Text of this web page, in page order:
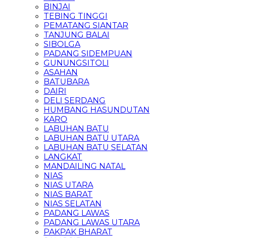
BINJAI
TEBING TINGGI
PEMATANG SIANTAR
TANJUNG BALAI
SIBOLGA
PADANG SIDEMPUAN
GUNUNGSITOLI
ASAHAN
BATUBARA
DAIRI
DELI SERDANG
HUMBANG HASUNDUTAN
KARO
LABUHAN BATU
LABUHAN BATU UTARA
LABUHAN BATU SELATAN
LANGKAT
MANDAILING NATAL
NIAS
NIAS UTARA
NIAS BARAT
NIAS SELATAN
PADANG LAWAS
PADANG LAWAS UTARA
PAKPAK BHARAT